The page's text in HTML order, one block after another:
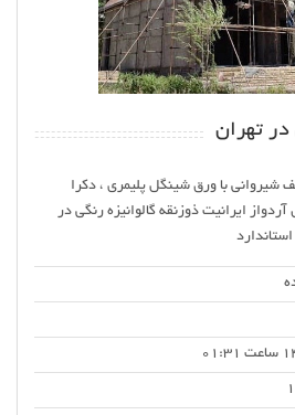
تهران
با ورق شینگل پلیمری ، دکرا
ایرانیت ذوزنقه گالوانیزه رنگی در